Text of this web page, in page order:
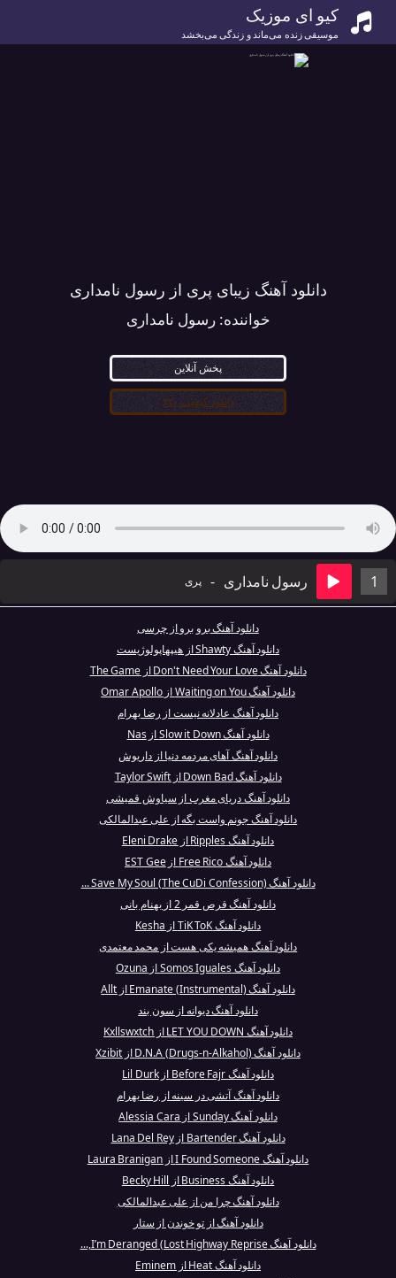
کیو ای موزیک
موسیقی زنده می‌ماند و زندگی می‌بخشد
دانلود آهنگ زیبای پری از رسول نامداری
خواننده:رسول نامداری
پخش آنلاین
دانلود کیفیت ۳۲۰
1 رسول نامداری - پری
دانلود آهنگ برو برو از چرسی
دانلود آهنگ Shawty از هیپهاپولوژیست
دانلود آهنگ Don't Need Your Love از The Game
دانلود آهنگ Waiting on You از Omar Apollo
دانلود آهنگ عادلانه نیست از رضا بهرام
دانلود آهنگ Slow it Down از Nas
دانلود آهنگ آهای مردمه دنیا از داریوش
دانلود آهنگ Down Bad از Taylor Swift
دانلود آهنگ دریای مغرب از سیاوش قمیشی
دانلود آهنگ جونم واست بگه از علی عبدالمالکی
دانلود آهنگ Ripples از Eleni Drake
دانلود آهنگ Free Rico از EST Gee
دانلود آهنگ Save My Soul (The CuDi Confession) ...
دانلود آهنگ قرص قمر 2 از بهنام بانی
دانلود آهنگ TiK ToK از Kesha
دانلود آهنگ همیشه یکی هست از محمد معتمدی
دانلود آهنگ Somos Iguales از Ozuna
دانلود آهنگ Emanate (Instrumental) از Allt
دانلود آهنگ دیوانه از سون بند
دانلود آهنگ LET YOU DOWN از Kxllswxtch
دانلود آهنگ D.N.A (Drugs-n-Alkahol) از Xzibit
دانلود آهنگ Before Fajr از Lil Durk
دانلود آهنگ آتشی در سینه از رضا بهرام
دانلود آهنگ Sunday از Alessia Cara
دانلود آهنگ Bartender از Lana Del Rey
دانلود آهنگ I Found Someone از Laura Branigan
دانلود آهنگ Business از Becky Hill
دانلود آهنگ چرا من از علی عبدالمالکی
دانلود آهنگ از تو خوندن از ستار
دانلود آهنگ I’m Deranged (Lost Highway Reprise,...
دانلود آهنگ Heat از Eminem